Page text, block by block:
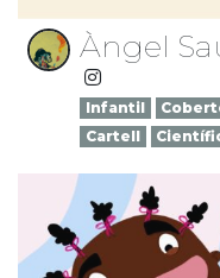
Àngel
Infantil
Cartell